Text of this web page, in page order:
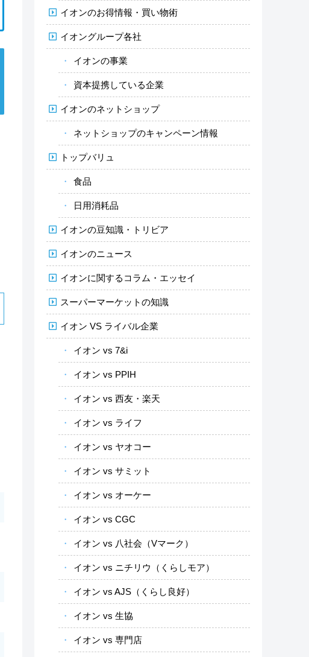
イオンのお得情報・買い物術
イオングループ各社
イオンの事業
資本提携している企業
イオンのネットショップ
ネットショップのキャンペーン情報
トップバリュ
食品
日用消耗品
イオンの豆知識・トリビア
イオンのニュース
イオンに関するコラム・エッセイ
スーパーマーケットの知識
イオン VS ライバル企業
イオン vs 7&i
イオン vs PPIH
イオン vs 西友・楽天
イオン vs ライフ
イオン vs ヤオコー
イオン vs サミット
イオン vs オーケー
イオン vs CGC
イオン vs 八社会（Vマーク）
イオン vs ニチリウ（くらしモア）
イオン vs AJS（くらし良好）
イオン vs 生協
イオン vs 専門店